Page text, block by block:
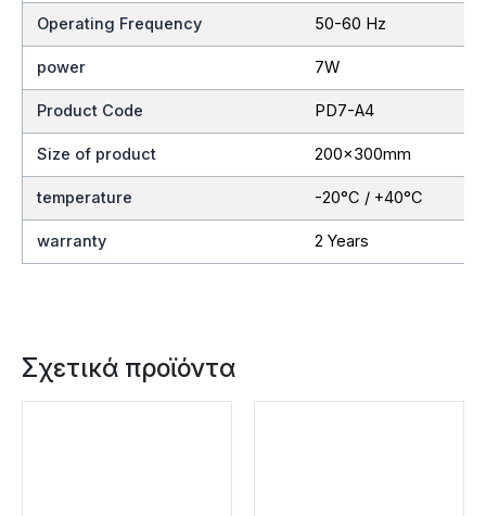
Operating Frequency 50-60 Hz
power 7W
Product Code PD7-A4
Size of product 200x300mm
temperature -20°C / +40°C
warranty 2 Years
Σχετικά προϊόντα